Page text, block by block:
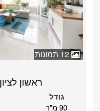
12 תמונות
ראשון
גודל
90 מ"ר